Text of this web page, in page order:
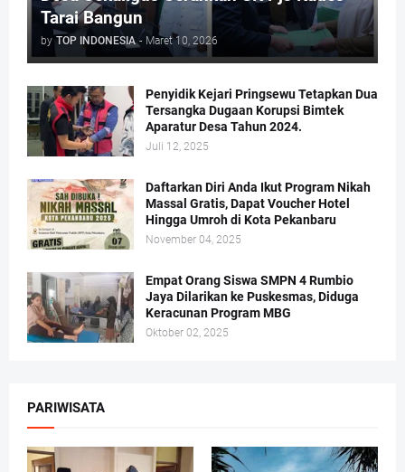
Tarai Bangun
by TOP INDONESIA - Maret 10, 2026
Penyidik Kejari Pringsewu Tetapkan Dua
Tersangka Dugaan Korupsi Bimtek
Aparatur Desa Tahun 2024.
Juli 12, 2025
Daftarkan Diri Anda Ikut Program Nikah
Massal Gratis, Dapat Voucher Hotel
Hingga Umroh di Kota Pekanbaru
November 04, 2025
Empat Orang Siswa SMPN 4 Rumbio
Jaya Dilarikan ke Puskesmas, Diduga
Keracunan Program MBG
Oktober 02, 2025
PARIWISATA